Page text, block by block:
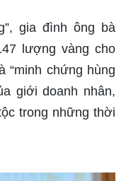
gia đình ông bà
lượng vàng cho
“minh chứng hùng
giới doanh nhân,
trong những thời